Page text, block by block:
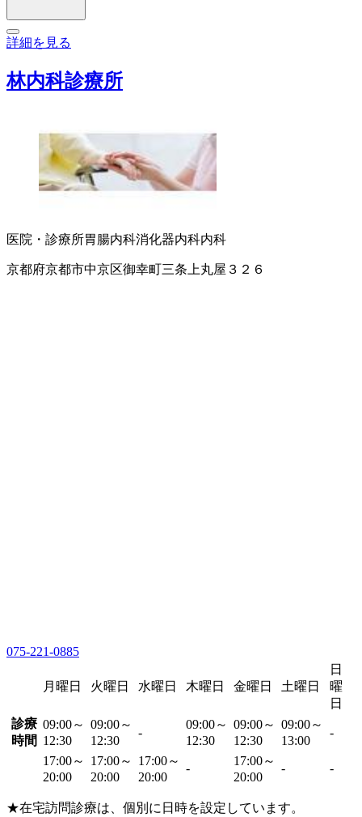
詳細を見る
林内科診療所
医院・診療所胃腸内科消化器内科内科
京都府京都市中京区御幸町三条上丸屋３２６
075-221-0885
月曜日 火曜日 水曜日 木曜日 金曜日 土曜日
日
曜
日
診療
時間
09:00～
12:30
09:00～
12:30
-
09:00～
12:30
09:00～
12:30
09:00～
13:00
-
17:00～
20:00
17:00～
20:00
17:00～
20:00
-
17:00～
20:00
- -
★在宅訪問診療は、個別に日時を設定しています。